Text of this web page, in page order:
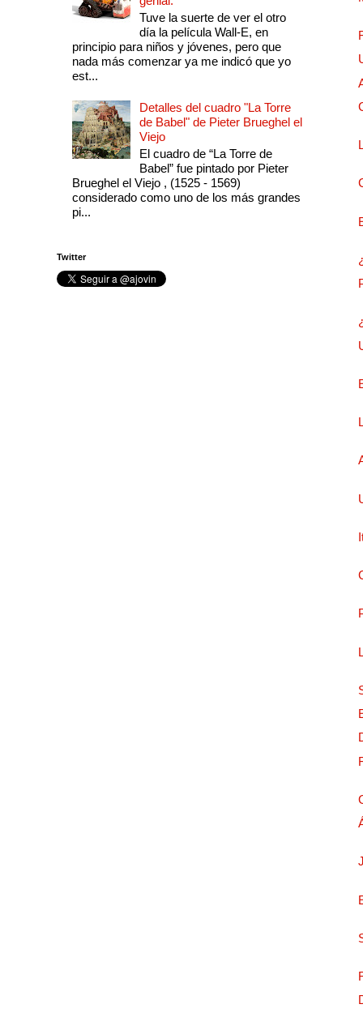
Tuve la suerte de ver el otro
día la película Wall-E, en
principio para niños y jóvenes, pero que
nada más comenzar ya me indicó que yo
est...
Detalles del cuadro "La Torre
de Babel" de Pieter Brueghel el
Viejo
El cuadro de “La Torre de
Babel” fue pintado por Pieter
Brueghel el Viejo , (1525 - 1569)
considerado como uno de los más grandes
pi...
Twitter